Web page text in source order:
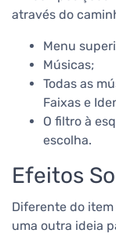
através do
Menu
Músicas;
Todas as
Faixas e
O filtro à
escolha.
Efeitos
Diferente do
uma outra ideia